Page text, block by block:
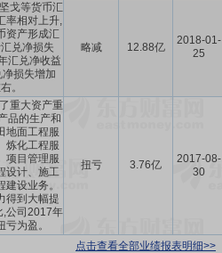
戈等货币汇
率相对上升,
资产形成汇
兑净损失
汇兑净收益
损失增加
。
略减 12.88亿
2018-01-
25
重大资产重
品的生产和
地面工程服
炼化工程服
项目管理服
设计、施工
设业务。
得到大幅提
,公司2017年
为盈。
扭亏 3.76亿
2017-08-
30
点击查看全部业绩报表明细>>